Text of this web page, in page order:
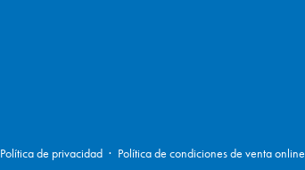
Política de privacidad Política de condiciones de venta online